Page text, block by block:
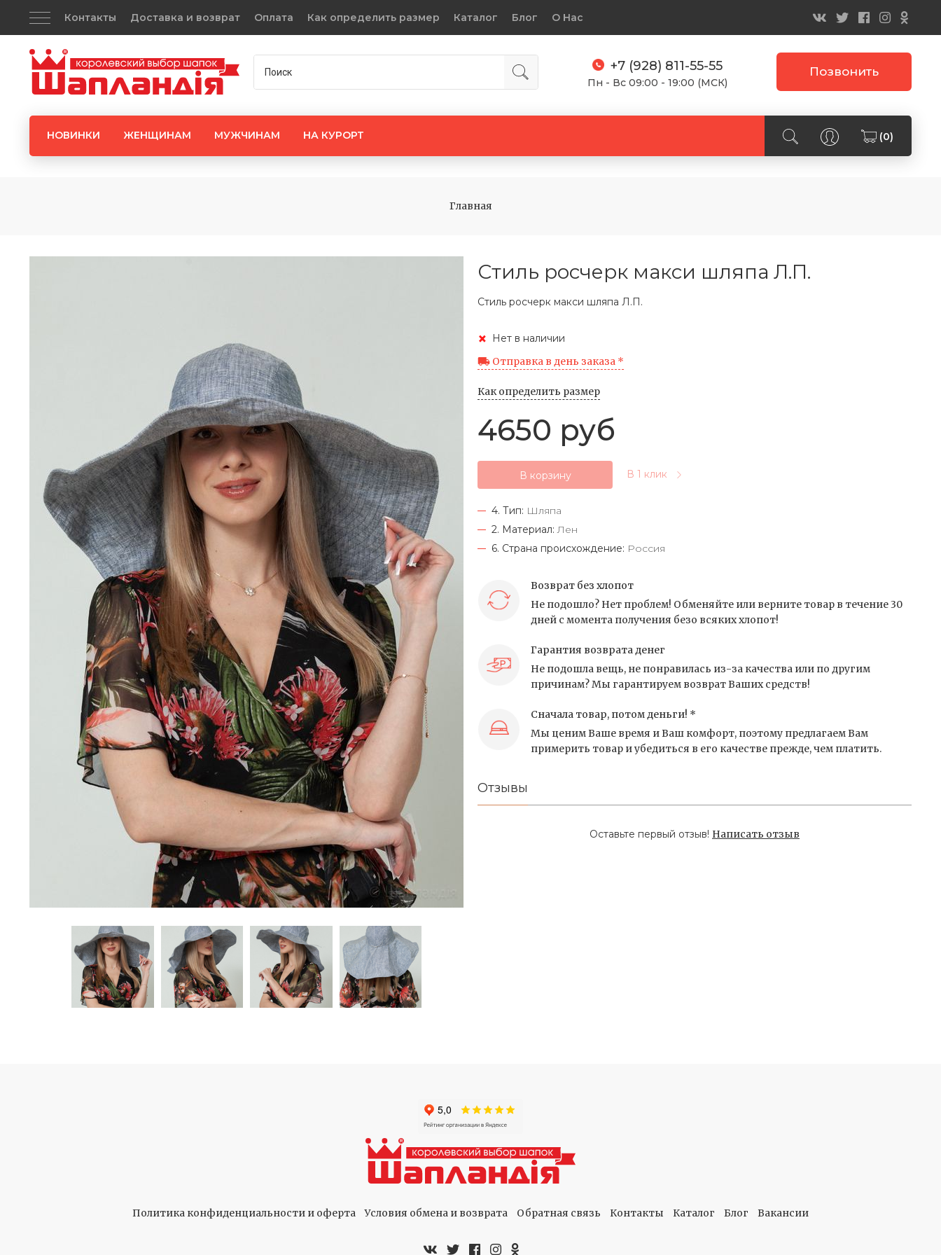
Контакты Доставка и возврат Оплата Как определить размер Каталог Блог О Нас
+7 (928) 811-55-55
Пн - Вс 09:00 - 19:00 (МСК)
Позвонить
НОВИНКИ ЖЕНЩИНАМ МУЖЧИНАМ НА КУРОРТ (0)
Главная
Стиль росчерк макси шляпа Л.П.
Стиль росчерк макси шляпа Л.П.
Нет в наличии
Отправка в день заказа *
Как определить размер
4650 руб
В корзину В 1 клик
4. Тип: Шляпа
2. Материал: Лен
6. Страна происхождение: Россия
Возврат без хлопот
Не подошло? Нет проблем! Обменяйте или верните товар в течение 30
дней с момента получения безо всяких хлопот!
Гарантия возврата денег
Не подошла вещь, не понравилась из-за качества или по другим
причинам? Мы гарантируем возврат Ваших средств!
Сначала товар, потом деньги! *
Мы ценим Ваше время и Ваш комфорт, поэтому предлагаем Вам
примерить товар и убедиться в его качестве прежде, чем платить.
Отзывы
Оставьте первый отзыв! Написать отзыв
Политика конфиденциальности и оферта Условия обмена и возврата Обратная связь Контакты Каталог Блог Вакансии